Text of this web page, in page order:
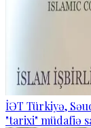
İƏT Türkiyə,
"tarixi" müdafiə